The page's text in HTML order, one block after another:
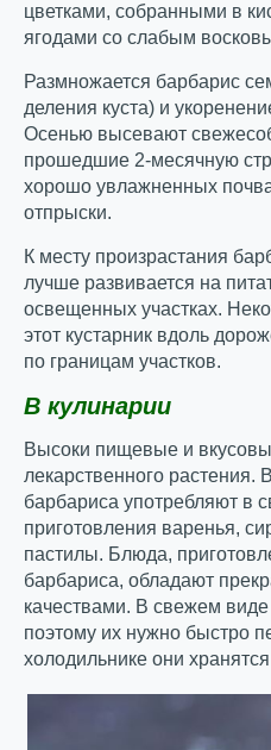
цветками, собранными в
ягодами со слабым
Размножается барбарис
деления куста) и
Осенью высевают
прошедшие 2-месячную
хорошо увлажненных
отпрыски.
К месту произрастания
лучше развивается на
освещенных участках.
этот кустарник вдоль
по границам участков.
В кулинарии
Высоки пищевые и
лекарственного
барбариса употребляют в
приготовления варенья,
пастилы. Блюда,
барбариса, обладают
качествами. В свежем
поэтому их нужно быстро
холодильнике они